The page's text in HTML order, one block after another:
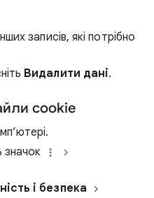
записів, які потрібно
Видалити дані.
cookie
значок
і безпека